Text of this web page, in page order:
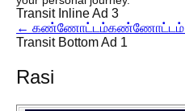
Transit Inline Ad 3
← கண்ணோட்டம்கண்ணோட்டம்
Transit Bottom Ad 1
Rasi